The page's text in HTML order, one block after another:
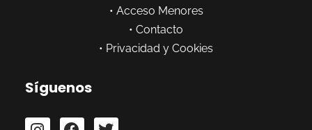
• Acceso Menores
• Contacto
• Privacidad y Cookies
Síguenos